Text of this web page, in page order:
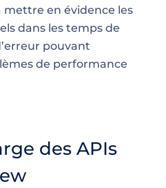
mettre en évidence les
dans les temps de
pouvant
de performance
des APIs